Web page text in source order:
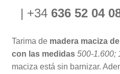
| +34 636 52 04
Tarima de madera maciza
con las medidas500-1.600;
maciza está sin barnizar.